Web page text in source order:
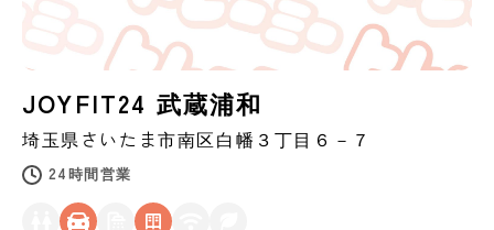
JOYFIT24 武蔵浦和
埼玉県さいたま市南区白幡３丁目６－７
24時間営業